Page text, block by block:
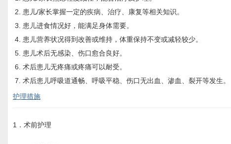
患儿/家长掌握一定的疾病、治疗、康复等相关知识。
患儿进食情况好，能满足身体需要。
患儿营养状况得到改善或维持，体重保持不变或减轻较少。
患儿术后无感染、伤口愈合良好。
术后患儿无疼痛或疼痛可以耐受。
术后患儿呼吸道通畅、呼吸平稳、伤口无出血、渗血、裂开等发生。
护理措施
1．术前护理